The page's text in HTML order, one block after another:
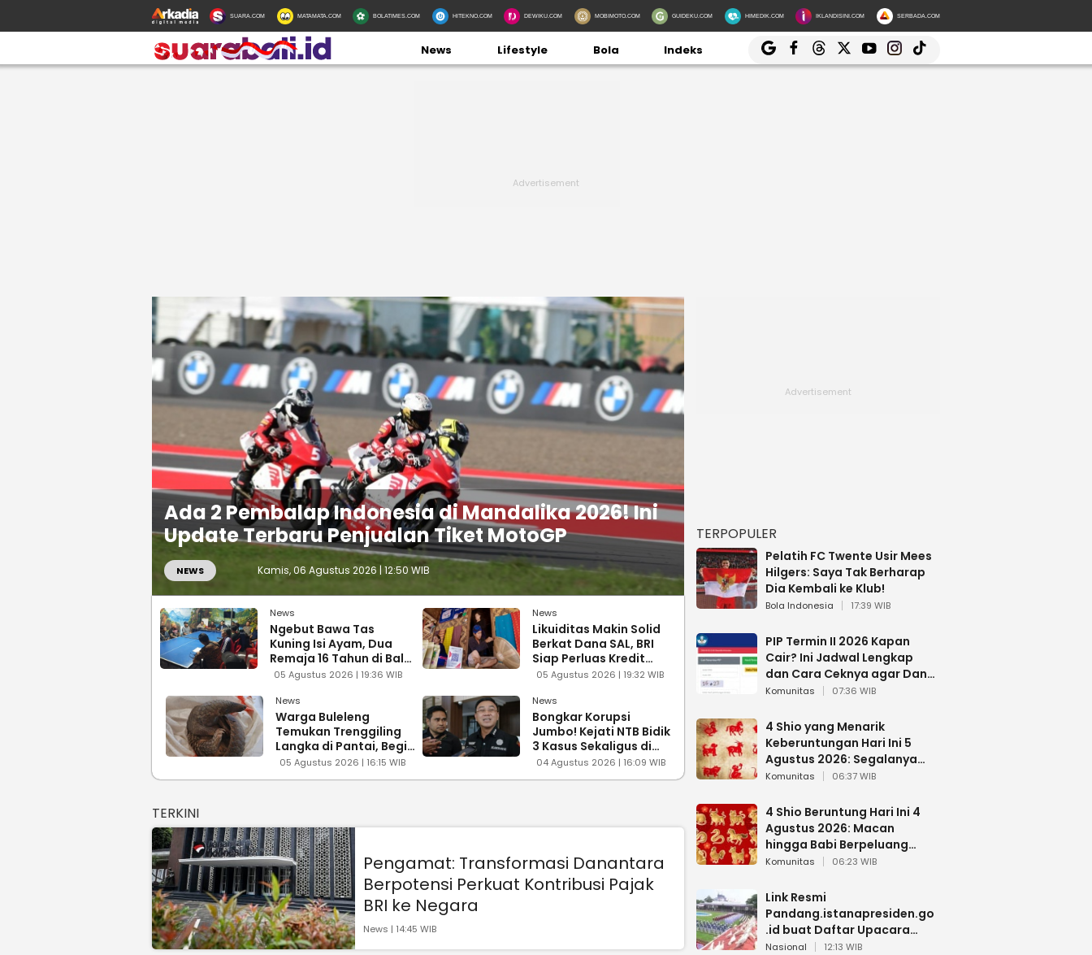
SUARA.COM MATAMATA.COM BOLATIMES.COM HITEKNO.COM DEWIKU.COM MOBIMOTO.COM GUIDEKU.COM HIMEDIK.COM IKLANDISINI.COM SERBADA.COM
News Lifestyle Bola Indeks
NEWS
Ada 2 Pembalap Indonesia di Mandalika 2026! Ini
Update Terbaru Penjualan Tiket MotoGP
Kamis, 06 Agustus 2026 | 12:50 WIB
News
Ngebut Bawa Tas
Kuning Isi Ayam, Dua
Remaja 16 Tahun di Bali
Diciduk Warga
05 Agustus 2026 | 19:36 WIB
News
Likuiditas Makin Solid
Berkat Dana SAL, BRI
Siap Perluas Kredit
UMKM
05 Agustus 2026 | 19:32 WIB
News
Warga Buleleng
Temukan Trenggiling
Langka di Pantai, Begini
Penampakannya
05 Agustus 2026 | 16:15 WIB
News
Bongkar Korupsi
Jumbo! Kejati NTB Bidik
3 Kasus Sekaligus di
Bank Daerah
04 Agustus 2026 | 16:09 WIB
TERKINI
Pengamat: Transformasi Danantara
Berpotensi Perkuat Kontribusi Pajak
BRI ke Negara
News | 14:45 WIB
TERPOPULER
Pelatih FC Twente Usir Mees
Hilgers: Saya Tak Berharap
Dia Kembali ke Klub!
Bola Indonesia 17:39 WIB
PIP Termin II 2026 Kapan
Cair? Ini Jadwal Lengkap
dan Cara Ceknya agar Dana
Tidak Hangus!
Komunitas 07:36 WIB
4 Shio yang Menarik
Keberuntungan Hari Ini 5
Agustus 2026: Segalanya
Berjalan Lancar
Komunitas 06:37 WIB
4 Shio Beruntung Hari Ini 4
Agustus 2026: Macan
hingga Babi Berpeluang
Dapat Kabar Baik
Komunitas 06:23 WIB
Link Resmi
Pandang.istanapresiden.go
.id buat Daftar Upacara
Bendera HUT RI di Istana
Nasional 12:13 WIB